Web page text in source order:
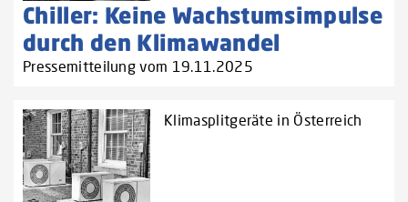
Chiller: Keine Wachstumsimpulse
durch den Klimawandel
Pressemitteilung vom 19.11.2025
Klimasplitgeräte in Österreich